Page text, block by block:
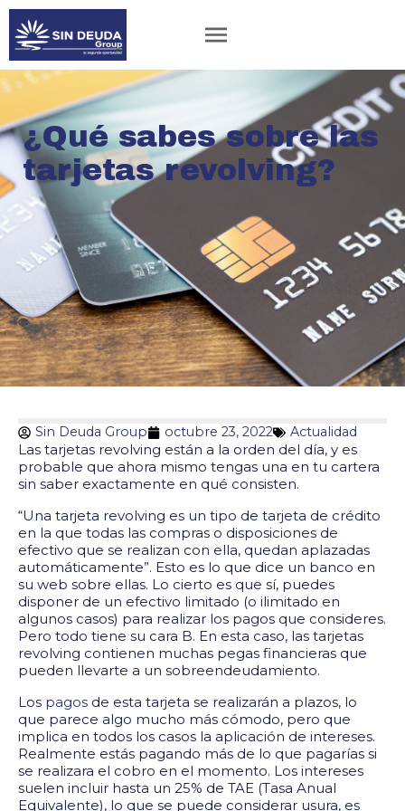
¿Qué sabes sobre las
tarjetas revolving?
Sin Deuda Group octubre 23, 2022 Actualidad
Las tarjetas revolving están a la orden del día, y es
probable que ahora mismo tengas una en tu cartera
sin saber exactamente en qué consisten.
“Una tarjeta revolving es un tipo de tarjeta de crédito
en la que todas las compras o disposiciones de
efectivo que se realizan con ella, quedan aplazadas
automáticamente”. Esto es lo que dice un banco en
su web sobre ellas. Lo cierto es que sí, puedes
disponer de un efectivo limitado (o ilimitado en
algunos casos) para realizar los pagos que consideres.
Pero todo tiene su cara B. En esta caso, las tarjetas
revolving contienen muchas pegas financieras que
pueden llevarte a un sobreendeudamiento.
Los pagos de esta tarjeta se realizarán a plazos, lo
que parece algo mucho más cómodo, pero que
implica en todos los casos la aplicación de intereses.
Realmente estás pagando más de lo que pagarías si
se realizara el cobro en el momento. Los intereses
suelen incluir hasta un 25% de TAE (Tasa Anual
Equivalente), lo que se puede considerar usura, es